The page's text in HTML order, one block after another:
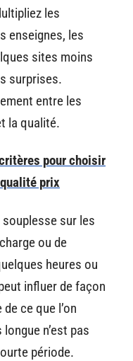
les
enseignes, les
sites moins
surprises.
entre les
la qualité.
pour choisir
prix
sur les
ou de
heures ou
influer de façon
ce que l’on
n’est pas
période.